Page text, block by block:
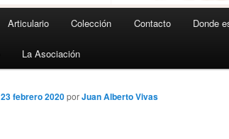
Articulario Colección Contacto Donde
La Asociación
23 febrero 2020porJuan Alberto Vivas